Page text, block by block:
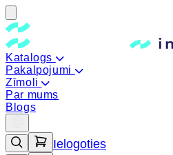
Katalogs
Pakalpojumi
Zīmoli
Par mums
Blogs
Ielogoties